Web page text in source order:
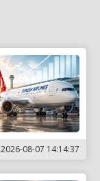
2026-08-07 14:14:37